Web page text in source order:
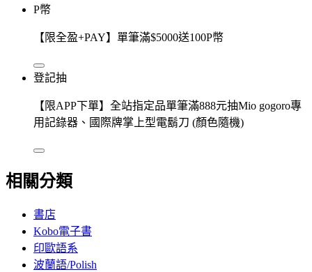
P幣
【限全盈+PAY】單筆滿$5000送100P幣
登記抽
【限APP下單】全站指定品單筆滿888元抽Mio gogoro專
用記錄器、國際牌掌上型電鬍刀 (顏色隨機)
相關分類
書店
Kobo電子書
印歐語系
波蘭語/Polish